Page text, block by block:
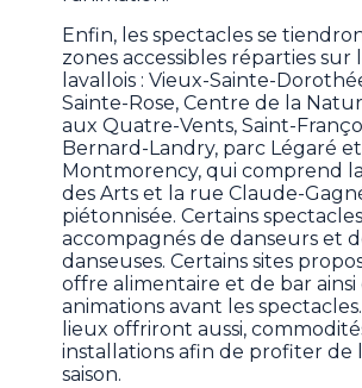
Enfin, les spectacles se
zones accessibles réparties
lavallois : Vieux-Sainte-
Sainte-Rose, Centre de la
aux Quatre-Vents, Saint-
Bernard-Landry, parc Légaré
Montmorency, qui comprend
des Arts et la rue Claude-
piétonnisée. Certains
accompagnés de danseurs et
danseuses. Certains sites
offre alimentaire et de bar ainsi
animations avant les
lieux offriront aussi,
installations afin de profiter de
saison.